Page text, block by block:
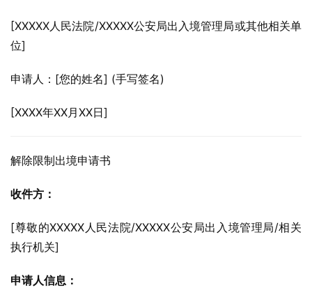
[XXXXX人民法院/XXXXX公安局出入境管理局或其他相关单
位]
申请人：[您的姓名] (手写签名)
[XXXX年XX月XX日]
解除限制出境申请书
收件方：
[尊敬的XXXXX人民法院/XXXXX公安局出入境管理局/相关
执行机关]
申请人信息：